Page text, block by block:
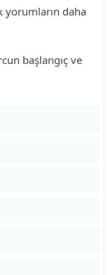
daha
başlangıç ve